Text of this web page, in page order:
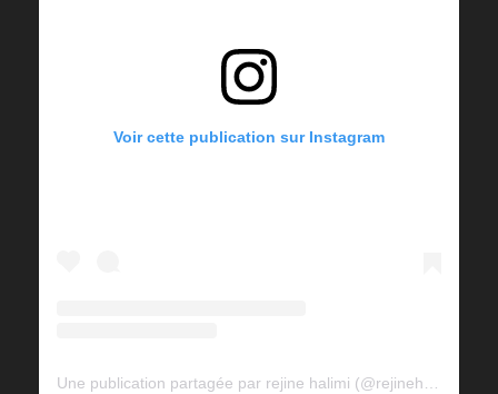
Voir cette publication sur Instagram